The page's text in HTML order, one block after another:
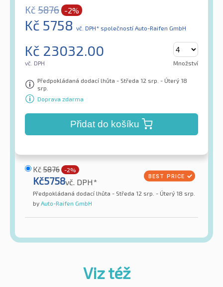
Kč 5876 -2%
Kč 5758 vč. DPH* společností Auto-Raifen GmbH
Kč 23032.00
vč. DPH Množství
Předpokládaná dodací lhůta - Středa 12 srp. - Úterý 18
srp.
Doprava zdarma
Přidat do košíku
Kč5876 -2%
Kč5758vč. DPH*
Předpokládaná dodací lhůta - Středa 12 srp. - Úterý 18 srp.
by Auto-Raifen GmbH
Viz též